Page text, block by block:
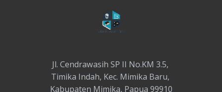
Jl. Cendrawasih SP II No.KM 3.5,
Timika Indah, Kec. Mimika Baru,
Kabupaten Mimika, Papua 99910